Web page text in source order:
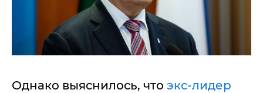
Однако выяснилось, что экс-лидер